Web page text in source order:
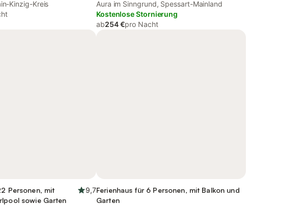
Kinzig-Kreis
Aura im Sinngrund, Spessart-Mainland
Kostenlose Stornierung
ab254 €pro Nacht
Personen, mit
sowie Garten
9,7Ferienhaus für 6 Personen, mit Balkon und
Garten